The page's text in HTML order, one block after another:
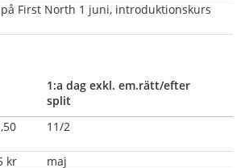
First North 1 juni, introduktionskurs
1:a dag exkl. em.rätt/efter
split
11/2
kr maj